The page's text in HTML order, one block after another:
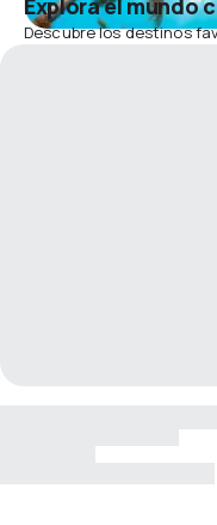
Explora el mundo
Descubre los destinos